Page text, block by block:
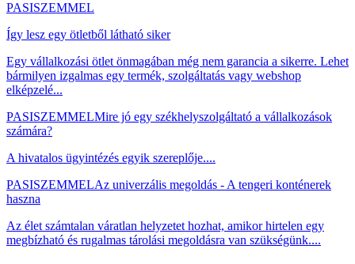
PASISZEMMEL
Így lesz egy ötletből látható siker
Egy vállalkozási ötlet önmagában még nem garancia a sikerre. Lehet
bármilyen izgalmas egy termék, szolgáltatás vagy webshop
elképzelé...
PASISZEMMELMire jó egy székhelyszolgáltató a vállalkozások
számára?
A hivatalos ügyintézés egyik szereplője....
PASISZEMMELAz univerzális megoldás - A tengeri konténerek
haszna
Az élet számtalan váratlan helyzetet hozhat, amikor hirtelen egy
megbízható és rugalmas tárolási megoldásra van szükségünk....